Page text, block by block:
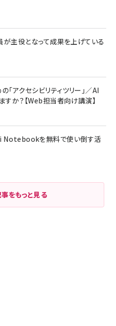
が主役となって成果を上げている
アクセシビリティツリー」／AI
すか？【Web担当者向け講演】
Notebookを無料で使い倒す活
をもっと見る